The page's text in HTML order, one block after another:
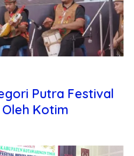
Putra Festival
Kotim